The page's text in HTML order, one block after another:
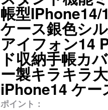
帳型
ケース銀色シ
アイフォン14
ド収納手帳カ
ー製キラキラ
iPhone14 ケー
ポイント：